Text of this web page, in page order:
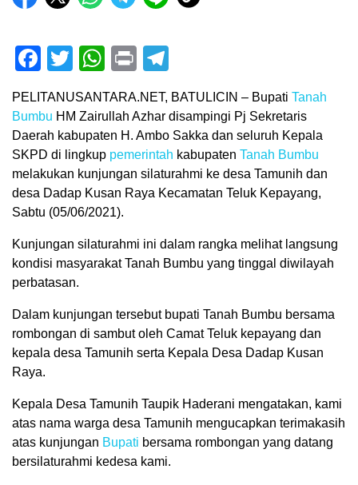
Facebook
TwitterWhatsApp
Print
PELITANUSANTARA.NET, BATULICIN – Bupati Tanah
Bumbu HM Zairullah Azhar disampingi Pj Sekretaris
Daerah kabupaten H. Ambo Sakka dan seluruh Kepala
SKPD di lingkup pemerintah kabupaten Tanah Bumbu
melakukan kunjungan silaturahmi ke desa Tamunih dan
desa Dadap Kusan Raya Kecamatan Teluk Kepayang,
Sabtu (05/06/2021).
Kunjungan silaturahmi ini dalam rangka melihat langsung
kondisi masyarakat Tanah Bumbu yang tinggal diwilayah
perbatasan.
Dalam kunjungan tersebut bupati Tanah Bumbu bersama
rombongan di sambut oleh Camat Teluk kepayang dan
kepala desa Tamunih serta Kepala Desa Dadap Kusan
Raya.
Kepala Desa Tamunih Taupik Haderani mengatakan, kami
atas nama warga desa Tamunih mengucapkan terimakasih
atas kunjungan Bupati bersama rombongan yang datang
bersilaturahmi kedesa kami.